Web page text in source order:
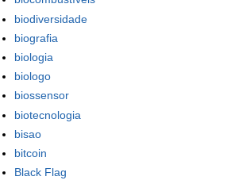
biodiversidade
biografia
biologia
biologo
biossensor
biotecnologia
bisao
bitcoin
Black Flag